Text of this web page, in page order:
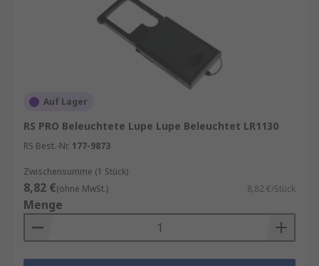
Auf Lager
RS PRO Beleuchtete Lupe Lupe Beleuchtet LR1130
RS Best.-Nr. 177-9873
Zwischensumme (1 Stück)
8,82 €(ohne MwSt.) 8,82 €/Stück
Menge